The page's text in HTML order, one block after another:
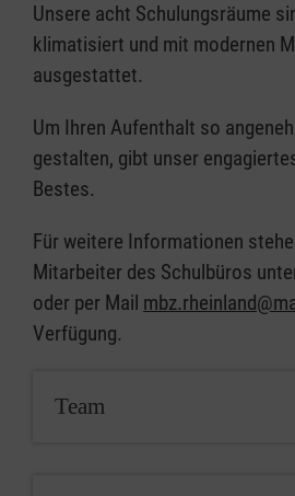
Unsere acht Schulungsräume
klimatisiert und mit modernen
ausgestattet.
Um Ihren Aufenthalt so
gestalten, gibt unser
Bestes.
Für weitere Informationen
Mitarbeiter des Schulbüros
oder per Mail
Verfügung.
Team